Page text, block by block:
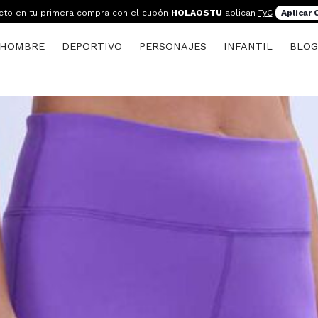
en tu primera compra con el cupón HOLAOSTU aplican TyC Aplicar
HOMBRE DEPORTIVO PERSONAJES INFANTIL BLOG